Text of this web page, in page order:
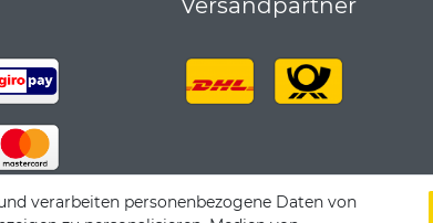
Versandpartner
verarbeiten personenbezogene Daten von